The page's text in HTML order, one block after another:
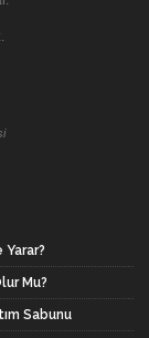
Mu?
Sabunu